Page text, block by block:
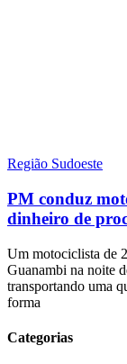
Região Sudoeste
PM conduz
dinheiro de
Um motociclista de
Guanambi na noite
transportando uma
forma
Categorias